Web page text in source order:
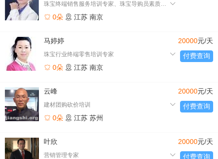
珠宝终端销售服务培训专家、珠宝导购员素质提升专业培训师、酒店
0朵 江苏 南京
马婷婷
珠宝行业终端零售培训专家
0朵 江苏 南京
20000元/天
付费查询
云峰
建材团购砍价培训
0朵 江苏 苏州
20000元/天
付费查询
叶欣
营销管理专家
20000元/天
付费查询